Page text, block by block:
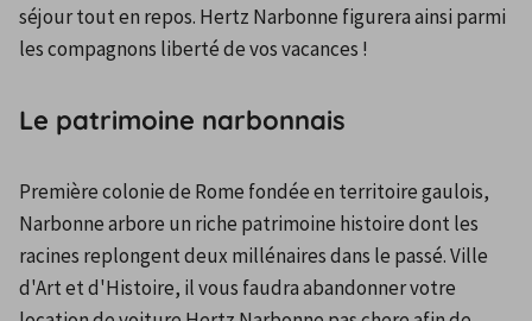
séjour tout en repos. Hertz Narbonne figurera ainsi parmi
les compagnons liberté de vos vacances !
Le patrimoine narbonnais
Première colonie de Rome fondée en territoire gaulois,
Narbonne arbore un riche patrimoine histoire dont les
racines replongent deux millénaires dans le passé. Ville
d'Art et d'Histoire, il vous faudra abandonner votre